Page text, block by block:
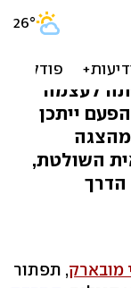
לעצמה
ייתכן
השולטת,
הדרך
מובארק, תפתור